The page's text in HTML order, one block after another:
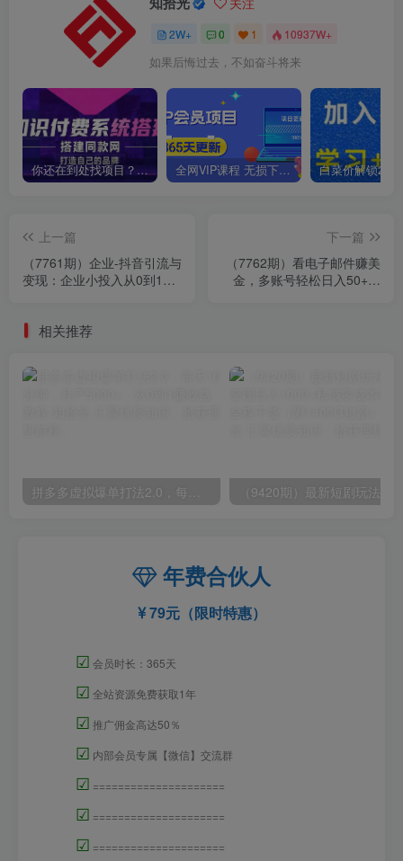
2W+ 0 1 10937W+
如果后悔过去，不如奋斗将来
你还在到处找项目？还在当韭菜？我靠卖项目一个月收入5万+，曾经我也是个失败者。 全网VIP课程 无损下载~
上一篇
（7761期）企业-抖音引流与
变现：企业小投入从0到1玩
下一篇
（7762期）看电子邮件赚美
金，多账号轻松日入50+美
相关推荐
年费合伙人
79元（限时特惠）
☑ 会员时长：365天
☑ 全站资源免费获取1年
☑ 推广佣金高达50％
☑ 内部会员专属【微信】交流群
☑ =====================
☑ =====================
☑ =====================